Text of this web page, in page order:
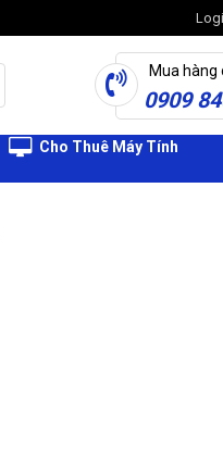
Mua hàng
0909
Cho Thuê Máy Tính